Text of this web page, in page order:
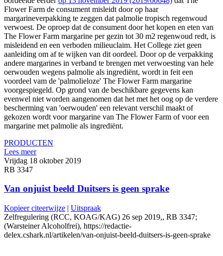
Flower Farm de consument misleidt door op haar
margarineverpakking te zeggen dat palmolie tropisch regenwoud
verwoest. De oproep dat de consument door het kopen en eten van
The Flower Farm margarine per gezin tot 30 m2 regenwoud redt, is
misleidend en een verboden milieuclaim. Het College ziet geen
aanleiding om af te wijken van dit oordeel. Door op de verpakking
andere margarines in verband te brengen met verwoesting van hele
oerwouden wegens palmolie als ingrediënt, wordt in feit een
voordeel vam de 'palmolieloze' The Flower Farm margarine
voorgespiegeld. Op grond van de beschikbare gegevens kan
evenwel niet worden aangenomen dat het met het oog op de verdere
bescherming van 'oerwouden' een relevant verschil maakt of
gekozen wordt voor margarine van The Flower Farm of voor een
margarine met palmolie als ingrediënt.
PRODUCTEN
Lees meer
Vrijdag 18 oktober 2019
RB 3347
Van onjuist beeld Duitsers is geen sprake
Kopieer citeerwijze | Uitspraak
Zelfregulering (RCC, KOAG/KAG) 26 sep 2019,, RB 3347;
(Warsteiner Alcoholfrei), https://redactie-
delex.cshark.nl/artikelen/van-onjuist-beeld-duitsers-is-geen-sprake